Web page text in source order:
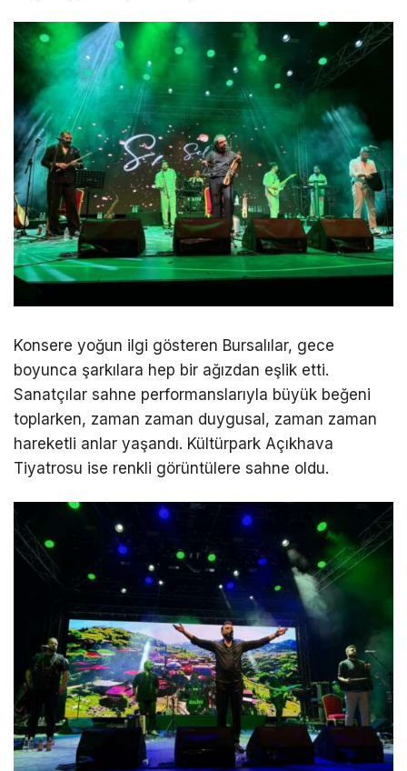
Konsere yoğun ilgi gösteren Bursalılar, gece
boyunca şarkılara hep bir ağızdan eşlik etti.
Sanatçılar sahne performanslarıyla büyük beğeni
toplarken, zaman zaman duygusal, zaman zaman
hareketli anlar yaşandı. Kültürpark Açıkhava
Tiyatrosu ise renkli görüntülere sahne oldu.